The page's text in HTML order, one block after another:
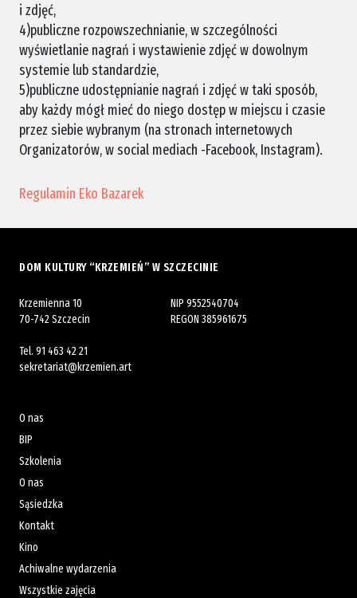
i zdjęć,
4)publiczne rozpowszechnianie, w szczególności
wyświetlanie nagrań i wystawienie zdjęć w dowolnym
systemie lub standardzie,
5)publiczne udostępnianie nagrań i zdjęć w taki sposób,
aby każdy mógł mieć do niego dostęp w miejscu i czasie
przez siebie wybranym (na stronach internetowych
Organizatorów, w social mediach -Facebook, Instagram).
Regulamin Eko Bazarek
DOM KULTURY “KRZEMIEŃ” W SZCZECINIE
Krzemienna 10
70-742 Szczecin
Tel. 91 463 42 21
sekretariat@krzemien.art
NIP 9552540704
REGON 385961675
O nas
BIP
Szkolenia
O nas
Sąsiedzka
Kontakt
Kino
Achiwalne wydarzenia
Wszystkie zajęcia